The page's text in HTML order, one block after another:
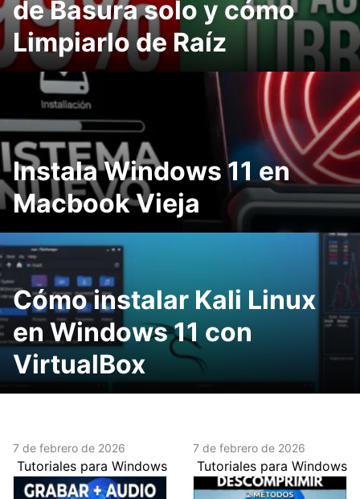
de Basura solo y cómo
Limpiarlo de Raíz
Instala Windows 11 en
Macbook Vieja
Cómo instalar Kali Linux
en Windows 11 con
VirtualBox
7 de febrero de 2026
Tutoriales para Windows
7 de febrero de 2026
Tutoriales para Windows